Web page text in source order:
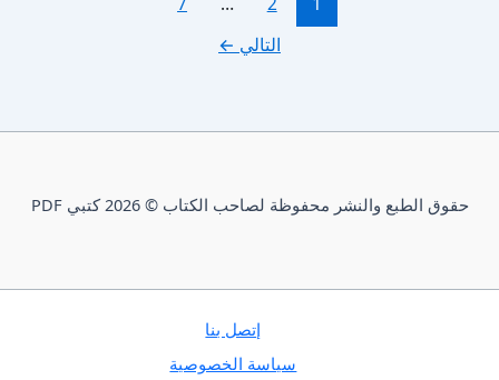
التالي ←
حقوق الطبع والنشر محفوظة لصاحب الكتاب © 2026 كتبي PDF
إتصل بنا
سياسة الخصوصية